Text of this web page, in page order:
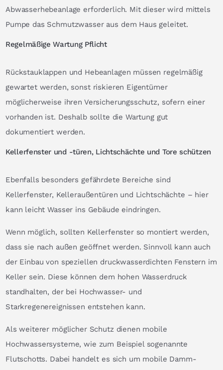
Abwasserhebeanlage erforderlich. Mit dieser wird mittels
Pumpe das Schmutzwasser aus dem Haus geleitet.
Regelmäßige Wartung Pflicht
Rückstauklappen und Hebeanlagen müssen regelmäßig
gewartet werden, sonst riskieren Eigentümer
möglicherweise ihren Versicherungsschutz, sofern einer
vorhanden ist. Deshalb sollte die Wartung gut
dokumentiert werden.
Kellerfenster und -türen, Lichtschächte und Tore schützen
Ebenfalls besonders gefährdete Bereiche sind
Kellerfenster, Kelleraußentüren und Lichtschächte – hier
kann leicht Wasser ins Gebäude eindringen.
Wenn möglich, sollten Kellerfenster so montiert werden,
dass sie nach außen geöffnet werden. Sinnvoll kann auch
der Einbau von speziellen druckwasserdichten Fenstern im
Keller sein. Diese können dem hohen Wasserdruck
standhalten, der bei Hochwasser- und
Starkregenereignissen entstehen kann.
Als weiterer möglicher Schutz dienen mobile
Hochwassersysteme, wie zum Beispiel sogenannte
Flutschotts. Dabei handelt es sich um mobile Damm-